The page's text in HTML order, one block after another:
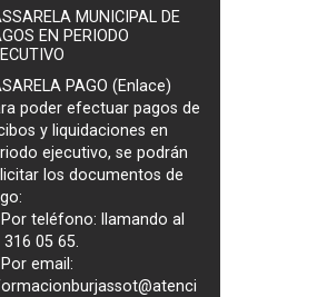
MUNICIPAL DE
EN PERIODO
PAGO (Enlace)
poder efectuar pagos de
y liquidaciones en
ejecutivo, se podrán
los documentos de
:
teléfono: llamando al
316 05 65.
email: